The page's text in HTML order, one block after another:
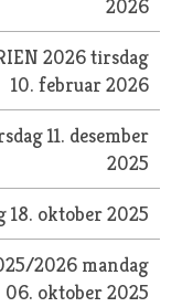
2026
2026tirsdag
10. februar 2026
11. desember
2025
18. oktober 2025
2026 mandag
06. oktober 2025